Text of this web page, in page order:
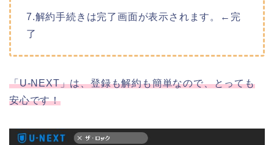
7.解約手続きは完了画面が表示されます。←完
了
「U-NEXT」は、登録も解約も簡単なので、とっても
安心です！